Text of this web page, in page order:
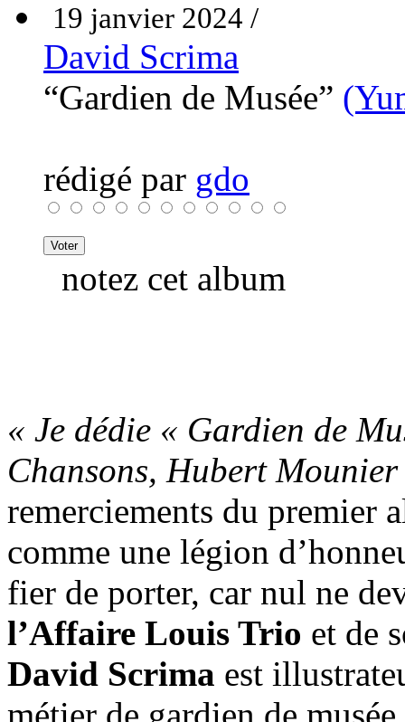
19 janvier 2024 /
David Scrima
“Gardien de Musée”
rédigé par gdo
notez cet album
« Je dédie « Gardien de
Chansons, Hubert
remerciements du premier
comme une légion
fier de porter, car nul ne
l’Affaire Louis Trio et de
David Scrima est
métier de gardien de